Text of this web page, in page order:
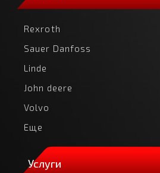
Rexroth
Sauer Danfoss
Linde
John deere
Volvo
Еще
Услуги